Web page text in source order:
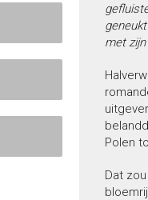
met
Polen
Dat